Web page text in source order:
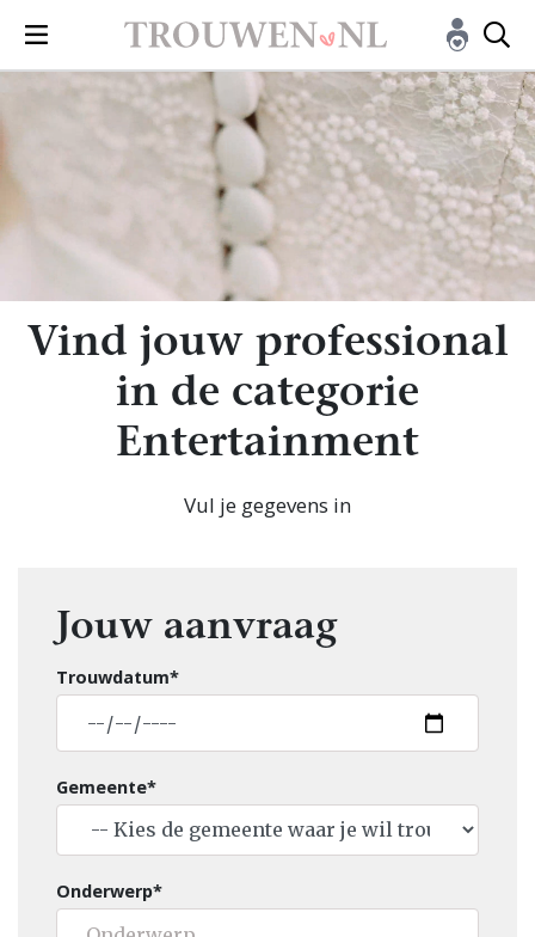
Vind jouw professional
in de categorie
Entertainment
Vul je gegevens in
Jouw aanvraag
Trouwdatum*
Gemeente*
Onderwerp*